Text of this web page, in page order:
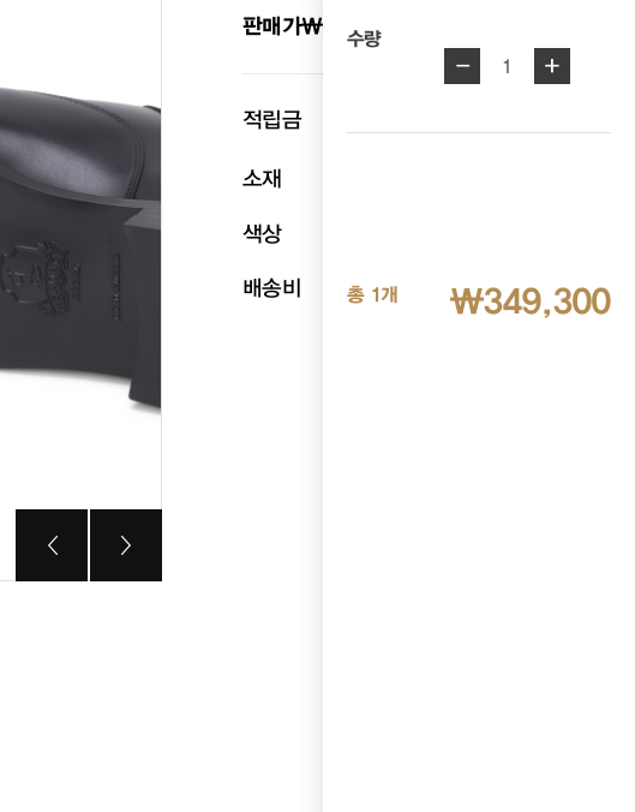
수량
- 1 +
총 1개 ₩349,300
판매가₩ 349,300
적립금
소재
색상
배송비 무료배송